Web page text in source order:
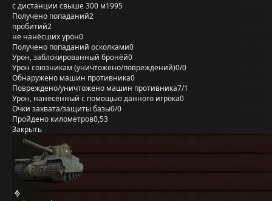
с дистанции свыше 300 м1995
Получено попаданий2
пробитий2
не нанёсших урон0
Получено попаданий осколками0
Урон, заблокированный бронёй0
Урон союзникам (уничтожено/повреждений)0/0
Обнаружено машин противника0
Повреждено/уничтожено машин противника7/1
Урон, нанесённый с помощью данного игрока0
Очки захвата/защиты базы0/0
Пройдено километров0,53
Закрыть